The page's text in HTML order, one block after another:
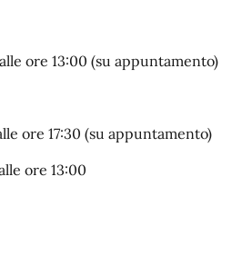
ore 13:00 (su appuntamento)
ore 17:30 (su appuntamento)
ore 13:00